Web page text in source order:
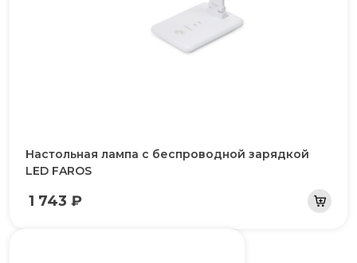
Настольная лампа с беспроводной зарядкой
LED FAROS
1 743 ₽